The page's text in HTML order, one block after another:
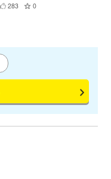
283 0